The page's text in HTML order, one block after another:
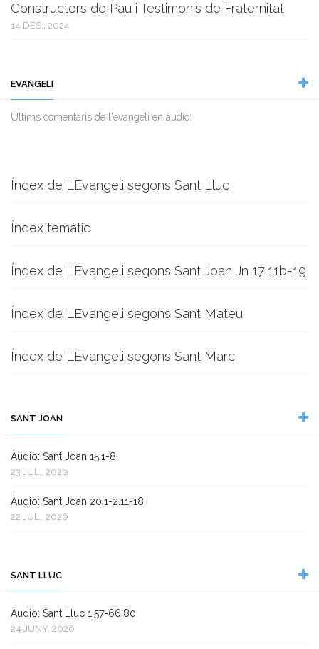
Constructors de Pau i Testimonis de Fraternitat
14 DES., 2024
EVANGELI
Ùltims comentaris de l'evangeli en àudio:
Índex de L’Evangeli segons Sant Lluc
Índex temàtic
Índex de L’Evangeli segons Sant Joan Jn 17,11b-19
Índex de L’Evangeli segons Sant Mateu
Índex de L’Evangeli segons Sant Marc
SANT JOAN
Àudio: Sant Joan 15,1-8
23 JUL., 2026
Àudio: Sant Joan 20,1-2.11-18
22 JUL., 2026
SANT LLUC
Àudio: Sant Lluc 1,57-66.80
24 JUNY, 2026